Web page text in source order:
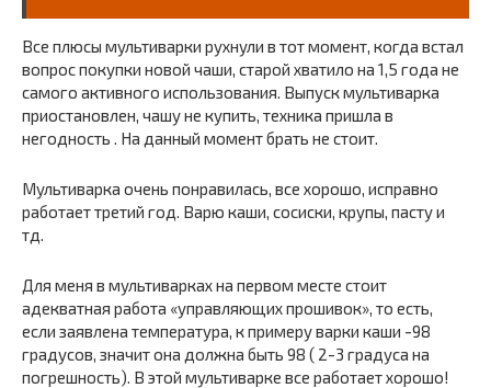
Все плюсы мультиварки рухнули в тот момент, когда встал
вопрос покупки новой чаши, старой хватило на 1,5 года не
самого активного использования. Выпуск мультиварка
приостановлен, чашу не купить, техника пришла в
негодность . На данный момент брать не стоит.
Мультиварка очень понравилась, все хорошо, исправно
работает третий год. Варю каши, сосиски, крупы, пасту и
тд.
Для меня в мультиварках на первом месте стоит
адекватная работа «управляющих прошивок», то есть,
если заявлена температура, к примеру варки каши -98
градусов, значит она должна быть 98 ( 2-3 градуса на
погрешность). В этой мультиварке все работает хорошо!